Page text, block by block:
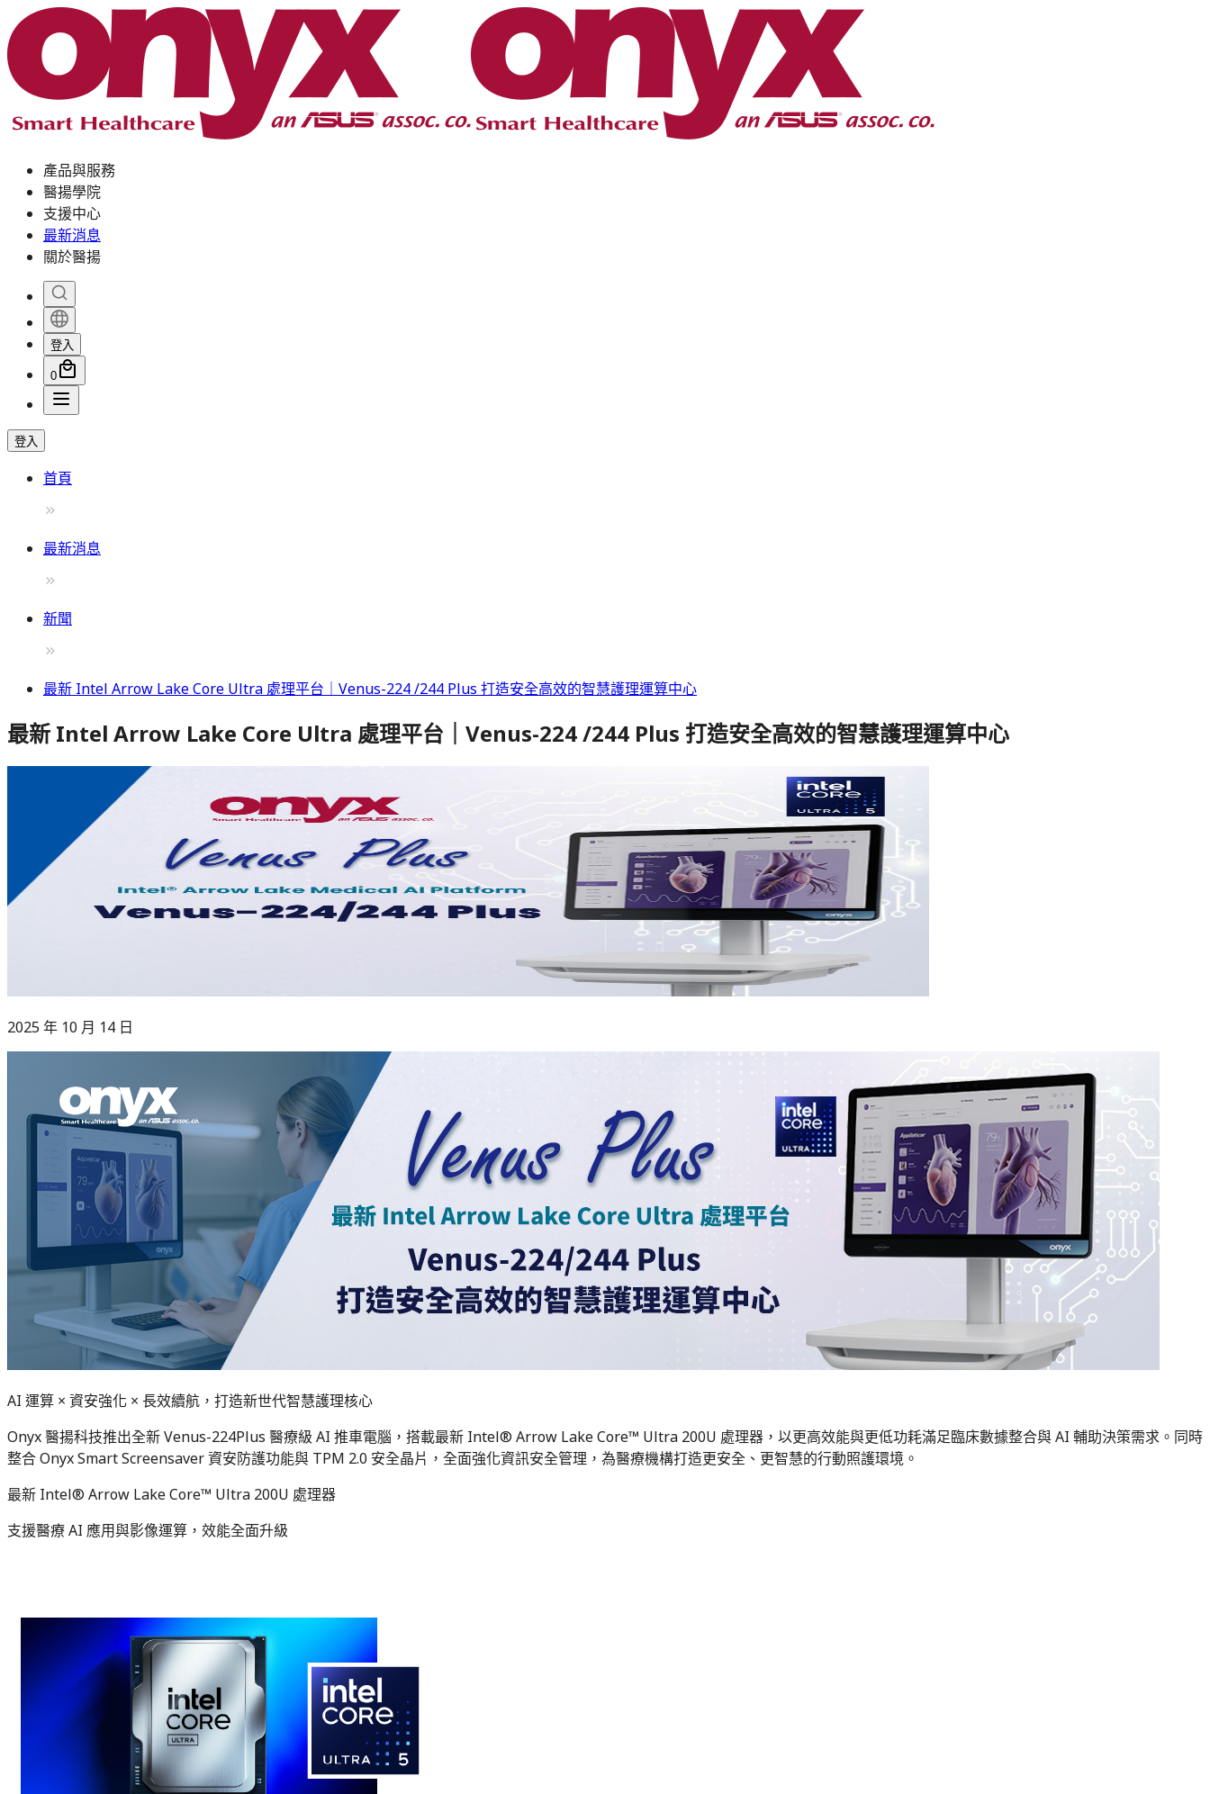
產品與服務
醫揚學院
支援中心
最新消息
關於醫揚
登入
0
登入
首頁
最新消息
新聞
最新 Intel Arrow Lake Core Ultra 處理平台｜Venus-224 /244 Plus 打造安全高效的智慧護理運算中心
最新 Intel Arrow Lake Core Ultra 處理平台｜Venus-224 /244 Plus 打造安全高效的智慧護理運算中心
2025 年 10 月 14 日
AI 運算 × 資安強化 × 長效續航，打造新世代智慧護理核心
Onyx 醫揚科技推出全新 Venus-224Plus 醫療級 AI 推車電腦，搭載最新 Intel® Arrow Lake Core™ Ultra 200U 處理器，以更高效能與更低功耗滿足臨床數據整合與 AI 輔助決策需求。同時
整合 Onyx Smart Screensaver 資安防護功能與 TPM 2.0 安全晶片，全面強化資訊安全管理，為醫療機構打造更安全、更智慧的行動照護環境。
最新 Intel® Arrow Lake Core™ Ultra 200U 處理器
支援醫療 AI 應用與影像運算，效能全面升級